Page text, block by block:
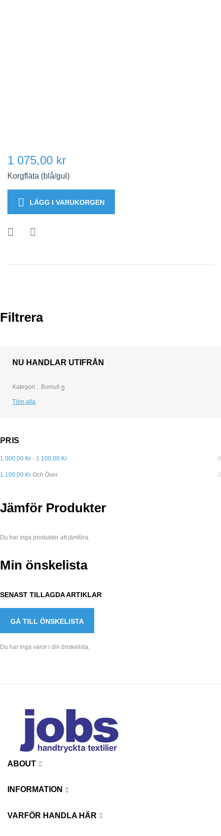
1 075,00 kr
Korgfläta (blå/gul)
LÄGG I VARUKORGEN
Filtrera
NU HANDLAR UTIFRÅN
Kategori Bomull
Töm alla
PRIS
1 000,00 Kr - 1 100,00 Kr 9
1 100,00 Kr Och Över 3
Jämför Produkter
Du har inga produkter att jämföra.
Min önskelista
SENAST TILLAGDA ARTIKLAR
GÅ TILL ÖNSKELISTA
Du har inga varor i din önskelista.
ABOUT
INFORMATION
VARFÖR HANDLA HÄR